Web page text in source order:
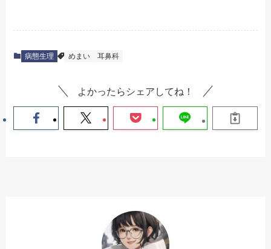
病態生理 めまい 耳鼻科
よかったらシェアしてね！